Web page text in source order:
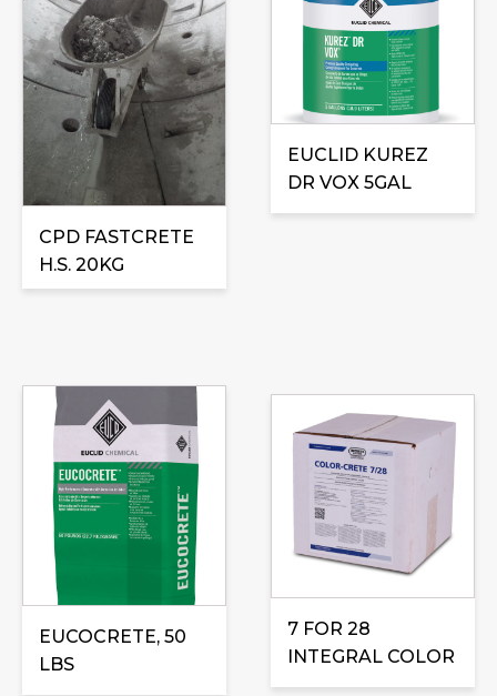
CPD FASTCRETE
H.S. 20KG
EUCLID KUREZ
DR VOX 5GAL
EUCOCRETE, 50
LBS
7 FOR 28
INTEGRAL COLOR
produit
plusieurs
variations.
peuvent
être
choisies
sur